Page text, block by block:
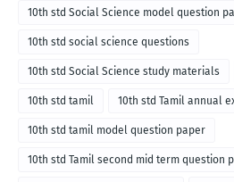
10th std Social Science model question
10th std social science questions
10th std Social Science study materials
10th std tamil 10th std Tamil annual
10th std tamil model question paper
10th std Tamil second mid term question